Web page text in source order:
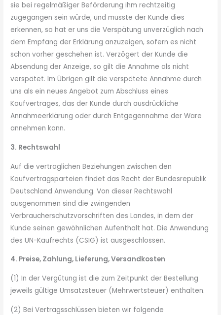
sie bei regelmäßiger Beförderung ihm rechtzeitig
zugegangen sein würde, und musste der Kunde dies
erkennen, so hat er uns die Verspätung unverzüglich nach
dem Empfang der Erklärung anzuzeigen, sofern es nicht
schon vorher geschehen ist. Verzögert der Kunde die
Absendung der Anzeige, so gilt die Annahme als nicht
verspätet. Im Übrigen gilt die verspätete Annahme durch
uns als ein neues Angebot zum Abschluss eines
Kaufvertrages, das der Kunde durch ausdrückliche
Annahmeerklärung oder durch Entgegennahme der Ware
annehmen kann.
3. Rechtswahl
Auf die vertraglichen Beziehungen zwischen den
Kaufvertragsparteien findet das Recht der Bundesrepublik
Deutschland Anwendung. Von dieser Rechtswahl
ausgenommen sind die zwingenden
Verbraucherschutzvorschriften des Landes, in dem der
Kunde seinen gewöhnlichen Aufenthalt hat. Die Anwendung
des UN-Kaufrechts (CSIG) ist ausgeschlossen.
4. Preise, Zahlung, Lieferung, Versandkosten
(1) In der Vergütung ist die zum Zeitpunkt der Bestellung
jeweils gültige Umsatzsteuer (Mehrwertsteuer) enthalten.
(2) Bei Vertragsschlüssen bieten wir folgende